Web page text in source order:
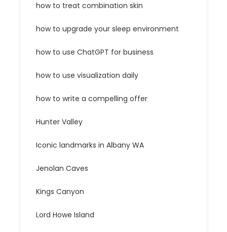
how to treat combination skin
how to upgrade your sleep environment
how to use ChatGPT for business
how to use visualization daily
how to write a compelling offer
Hunter Valley
Iconic landmarks in Albany WA
Jenolan Caves
Kings Canyon
Lord Howe Island